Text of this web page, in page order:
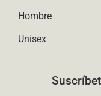
Hombre
Unisex